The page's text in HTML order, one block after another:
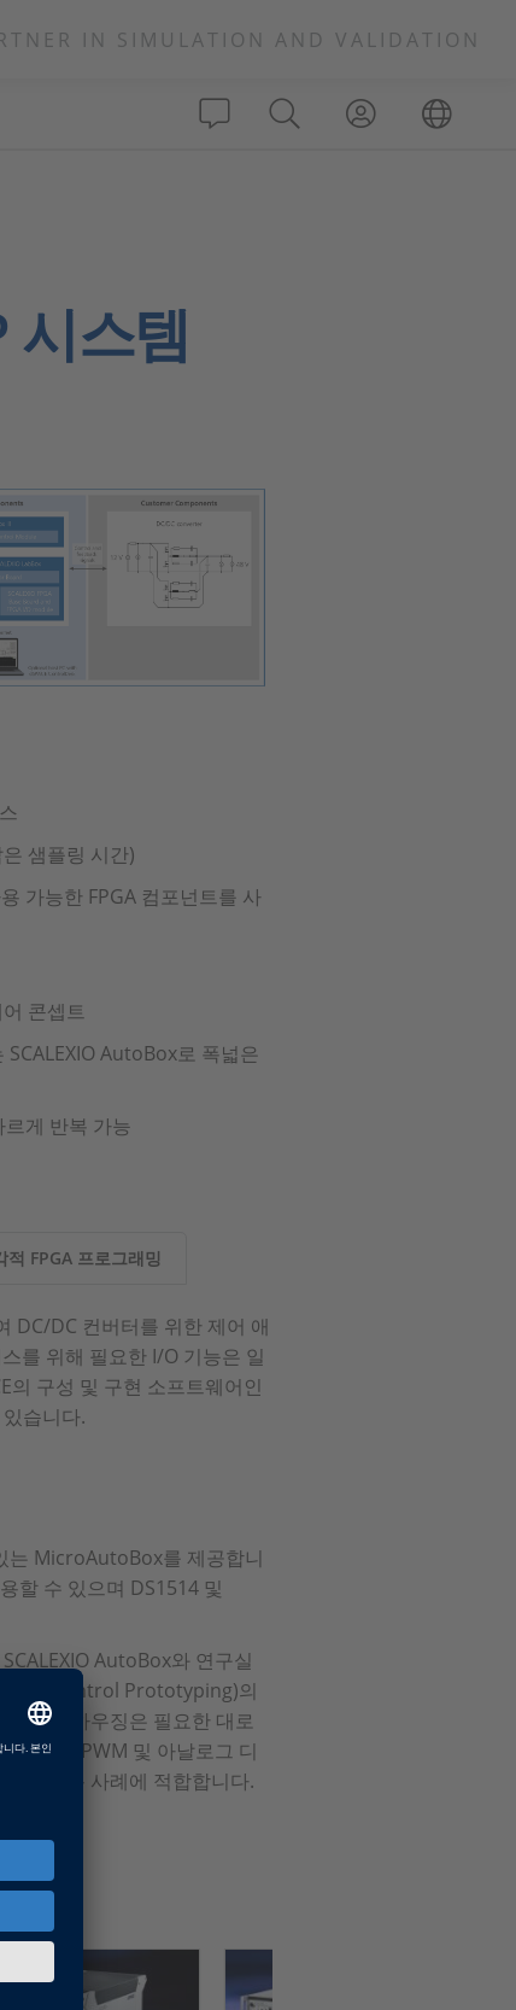
IN SIMULATION AND VALIDATION
시스템
샘플링 시간)
가능한 FPGA 컴포넌트를 사
콘셉트
AutoBox로 폭넓은
게 반복 가능
적 FPGA 프로그래밍
DC/DC 컨버터를 위한 제어 애
를 위해 필요한 I/O 기능은 일
의 구성 및 구현 소프트웨어인
습니다.
는 MicroAutoBox를 제공합니
할 수 있으며 DS1514 및
AutoBox와 연구실
Control Prototyping)의
러한 하우징은 필요한 대로
. 전용 PWM 및 아날로그 디
한 사용 사례에 적합합니다.